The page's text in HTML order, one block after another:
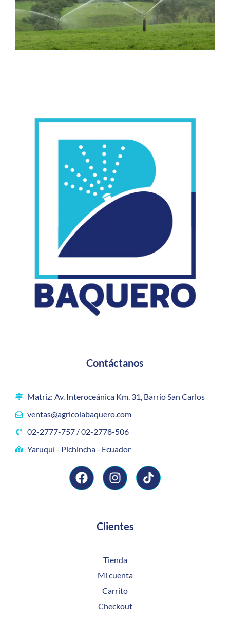
Contáctanos
Matriz: Av. Interoceánica Km. 31, Barrio San Carlos
ventas@agricolabaquero.com
02-2777-757 / 02-2778-506
Yaruquí - Pichincha - Ecuador
Clientes
Tienda
Mi cuenta
Carrito
Checkout